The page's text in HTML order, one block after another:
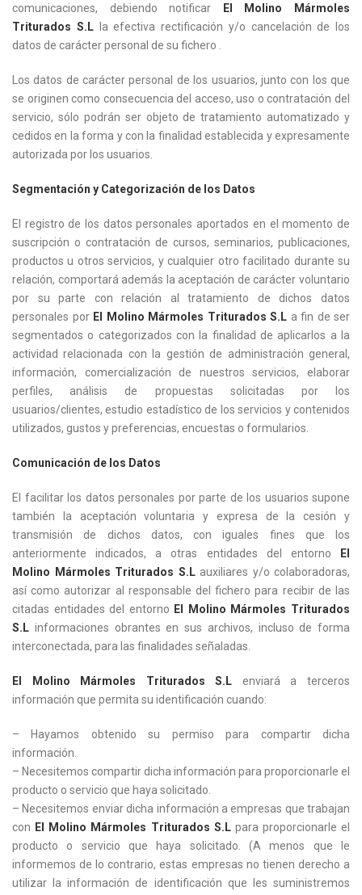
comunicaciones, debiendo notificar
El Molino Mármoles
Triturados S.Lla efectiva rectificación y/o cancelación de los
datos de carácter personal de su fichero .
Los datos de carácter personal de los usuarios, junto con los que
se originen como consecuencia del acceso, uso o contratación del
servicio, sólo podrán ser objeto de tratamiento automatizado y
cedidos en la forma y con la finalidad establecida y expresamente
autorizada por los usuarios.
Segmentación y Categorización de los Datos
El registro de los datos personales aportados en el momento de
suscripción o contratación de cursos, seminarios, publicaciones,
productos u otros servicios, y cualquier otro facilitado durante su
relación, comportará además la aceptación de carácter voluntario
por su parte con relación al tratamiento de dichos datos
personales por El Molino Mármoles Triturados S.L a fin de ser
segmentados o categorizados con la finalidad de aplicarlos a la
actividad relacionada con la gestión de administración general,
información, comercialización de nuestros servicios, elaborar
perfiles, análisis de propuestas solicitadas por los
usuarios/clientes, estudio estadístico de los servicios y contenidos
utilizados, gustos y preferencias, encuestas o formularios.
Comunicación de los Datos
El facilitar los datos personales por parte de los usuarios supone
también la aceptación voluntaria y expresa de la cesión y
transmisión de dichos datos, con iguales fines que los
anteriormente indicados, a otras entidades del entorno
El
Molino Mármoles Triturados S.Lauxiliares y/o colaboradoras,
así como autorizar al responsable del fichero para recibir de las
citadas entidades del entorno El Molino Mármoles Triturados
S.L informaciones obrantes en sus archivos, incluso de forma
interconectada, para las finalidades señaladas.
El Molino Mármoles Triturados S.L enviará a terceros
información que permita su identificación cuando:
– Hayamos obtenido su permiso para compartir dicha
información.
– Necesitemos compartir dicha información para proporcionarle el
producto o servicio que haya solicitado.
– Necesitemos enviar dicha información a empresas que trabajan
con El Molino Mármoles Triturados S.Lpara proporcionarle el
producto o servicio que haya solicitado. (A menos que le
informemos de lo contrario, estas empresas no tienen derecho a
utilizar la información de identificación que les suministremos